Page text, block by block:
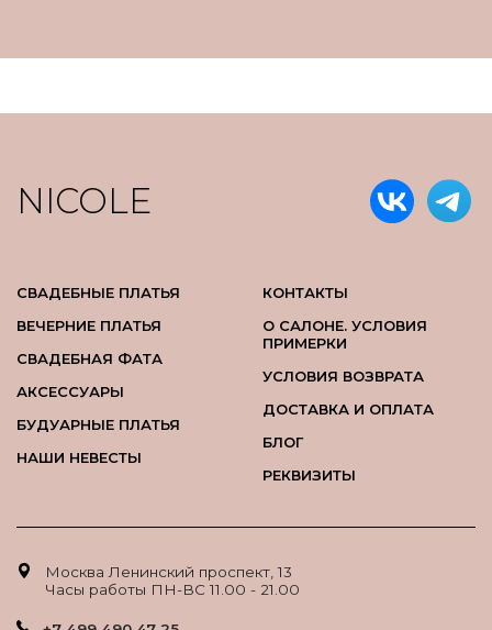
NICOLE
СВАДЕБНЫЕ ПЛАТЬЯ
ВЕЧЕРНИЕ ПЛАТЬЯ
СВАДЕБНАЯ ФАТА
АКСЕССУАРЫ
БУДУАРНЫЕ ПЛАТЬЯ
НАШИ НЕВЕСТЫ
КОНТАКТЫ
О САЛОНЕ. УСЛОВИЯ
ПРИМЕРКИ
УСЛОВИЯ ВОЗВРАТА
ДОСТАВКА И ОПЛАТА
БЛОГ
РЕКВИЗИТЫ
Москва Ленинский проспект, 13
Часы работы ПН-ВС 11.00 - 21.00